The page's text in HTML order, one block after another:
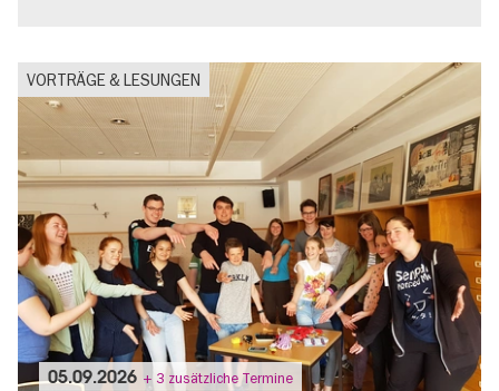
VORTRÄGE & LESUNGEN
05.09.2026 + 3 zusätzliche Termine